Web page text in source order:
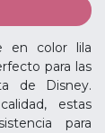
en color lila
para las
de Disney.
estas
para